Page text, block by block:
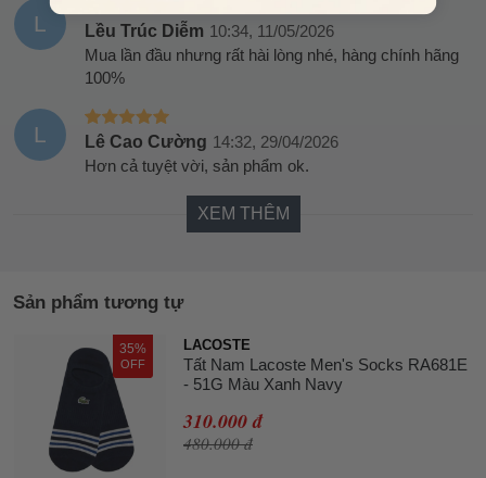
L Lều Trúc Diễm 10:34, 11/05/2026
Mua lần đầu nhưng rất hài lòng nhé, hàng chính hãng
100%
L Lê Cao Cường 14:32, 29/04/2026
Hơn cả tuyệt vời, sản phẩm ok.
XEM THÊM
Sản phẩm tương tự
35%
OFF
LACOSTE
Tất Nam Lacoste Men's Socks RA681E
- 51G Màu Xanh Navy
310.000 đ
480.000 đ